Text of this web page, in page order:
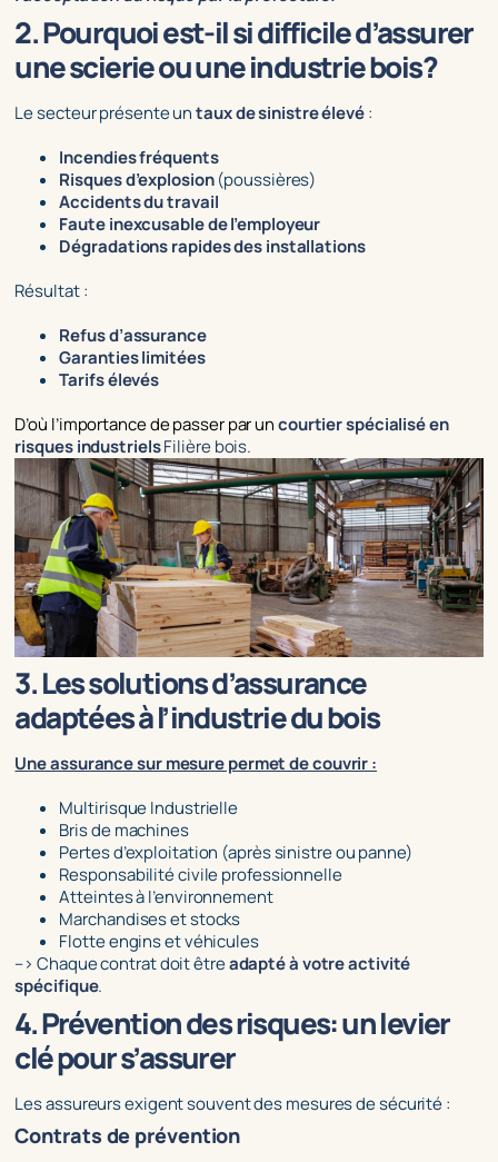
2. Pourquoi est-il si difficile d’assurer
une scierie ou une industrie bois?
Le secteur présente untaux de sinistre élevé:
Incendies fréquents
Risques d’explosion(poussières)
Accidents du travail
Faute inexcusable de l’employeur
Dégradations rapides des installations
Résultat :
Refus d’assurance
Garanties limitées
Tarifs élevés
D’où l’importance de passer par uncourtier spécialisé en
risques industrielsFilière bois.
3. Les solutions d’assurance
adaptées à l’industrie du bois
Une assurance sur mesure permet de couvrir :
Multirisque Industrielle
Bris de machines
Pertes d’exploitation (après sinistre ou panne)
Responsabilité civile professionnelle
Atteintes à l’environnement
Marchandises et stocks
Flotte engins et véhicules
–> Chaque contrat doit êtreadapté à votre activité
spécifique.
4. Prévention des risques: un levier
clé pour s’assurer
Les assureurs exigent souvent des mesures de sécurité :
Contrats de prévention